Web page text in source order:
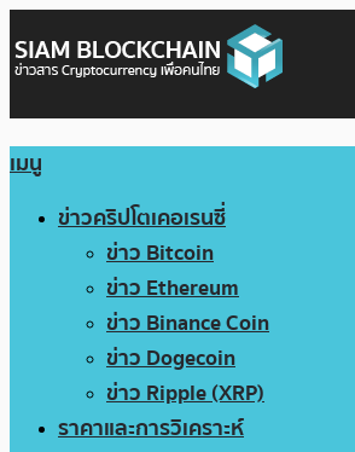
เมนู
ข่าวคริปโตเคอเรนซี่
ข่าว Bitcoin
ข่าว Ethereum
ข่าว Binance Coin
ข่าว Dogecoin
ข่าว Ripple (XRP)
ราคาและการวิเคราะห์